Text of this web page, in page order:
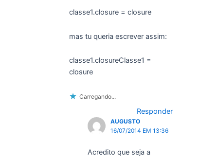
classe1.closure = closure
mas tu queria escrever assim:
classe1.closureClasse1 =
closure
Carregando...
Responder
AUGUSTO
16/07/2014 EM 13:36
Acredito que seja a